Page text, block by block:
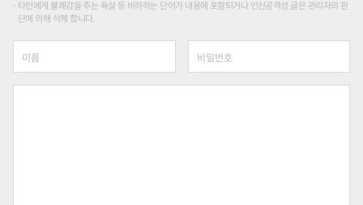
타인에게 불쾌감을 주는 욕설 등 비하하는 단어가 내용에 포함되거나 인신공격성 글은 관리자의 판
단에 의해 삭제 합니다.